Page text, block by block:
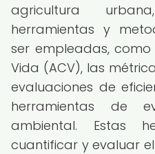
agricultura
herramientas y
ser empleadas, como
Vida (ACV), las
evaluaciones de
herramientas de
ambiental. Estas
cuantificar y evaluar